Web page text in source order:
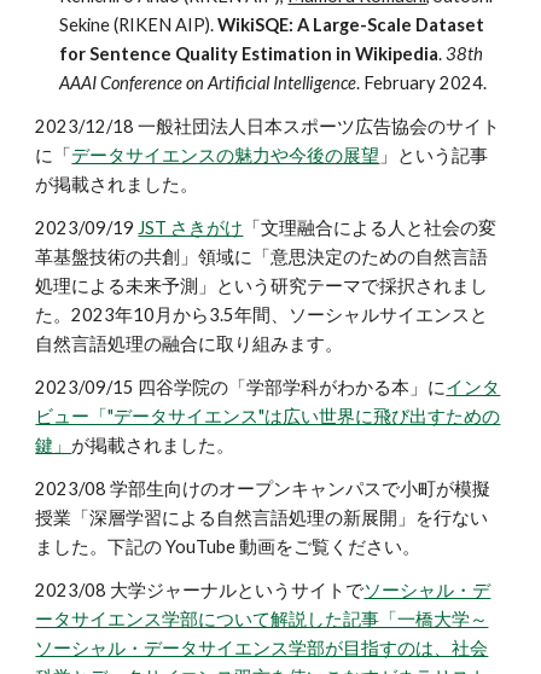
Sekine (RIKEN AIP).WikiSQE: A Large-Scale Dataset
for Sentence Quality Estimation in Wikipedia.38th
AAAI Conference on Artificial Intelligence. February 2024.
2023/12/18 一般社団法人日本スポーツ広告協会のサイト
に「データサイエンスの魅力や今後の展望 」という記事
が掲載されました。
2023/09/19 JST さきがけ 「文理融合による人と社会の変
革基盤技術の共創」領域に「意思決定のための自然言語
処理による未来予測」という研究テーマで採択されまし
た。2023年10月から3.5年間、ソーシャルサイエンスと
自然言語処理の融合に取り組みます。
2023/09/15 四谷学院の「学部学科がわかる本」にインタ
ビュー「"データサイエンス"は広い世界に飛び出すための
鍵」 が掲載されました。
2023/08 学部生向けのオープンキャンパスで小町が模擬
授業「深層学習による自然言語処理の新展開」を行ない
ました。下記の YouTube 動画をご覧ください。
2023/08 大学ジャーナルというサイトでソーシャル・デ
ータサイエンス学部について解説した記事「一橋大学～
ソーシャル・データサイエンス学部が目指すのは、社会